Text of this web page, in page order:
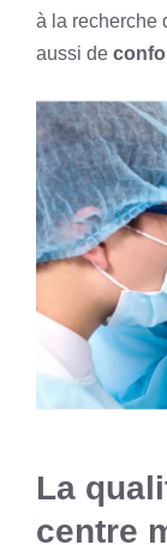
à la recherche
aussi de
La
centre